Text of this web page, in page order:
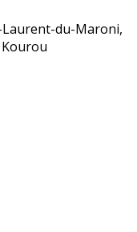
Laurent-du-Maroni,